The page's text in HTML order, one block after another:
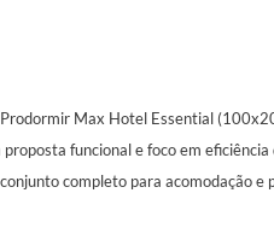
Max Hotel Essential
funcional e foco em eficiência
completo para acomodação e